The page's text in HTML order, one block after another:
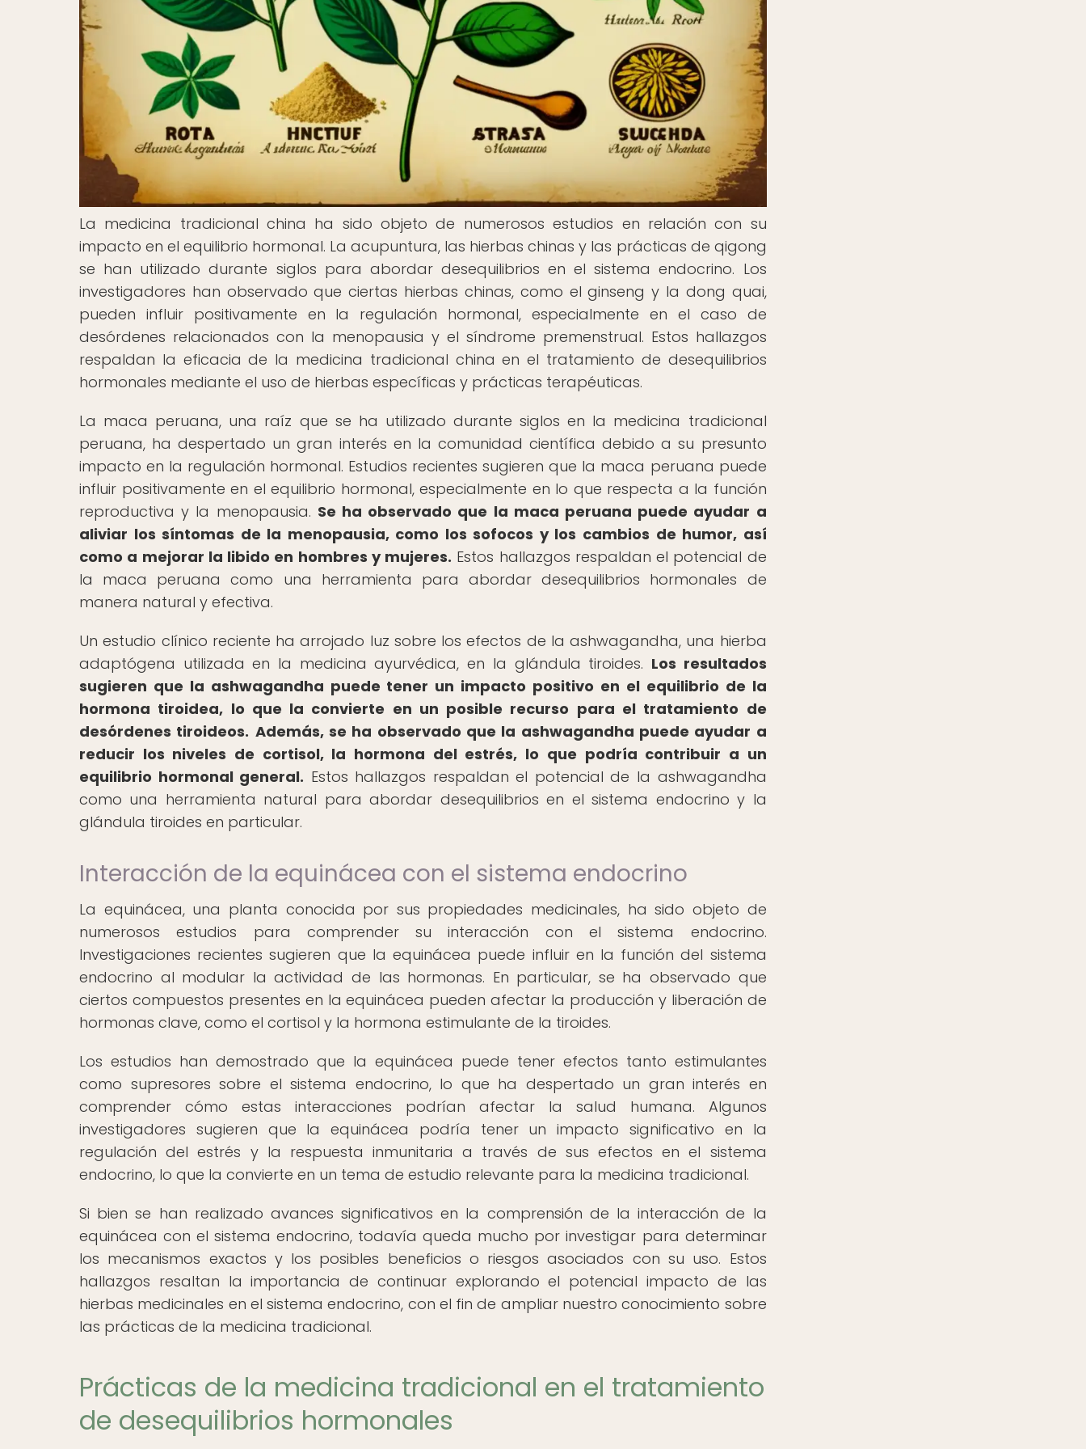
La medicina tradicional china ha sido objeto de numerosos estudios en relación con su
impacto en el equilibrio hormonal. La acupuntura, las hierbas chinas y las prácticas de qigong
se han utilizado durante siglos para abordar desequilibrios en el sistema endocrino. Los
investigadores han observado que ciertas hierbas chinas, como el ginseng y la dong quai,
pueden influir positivamente en la regulación hormonal, especialmente en el caso de
desórdenes relacionados con la menopausia y el síndrome premenstrual. Estos hallazgos
respaldan la eficacia de la medicina tradicional china en el tratamiento de desequilibrios
hormonales mediante el uso de hierbas específicas y prácticas terapéuticas.
La maca peruana, una raíz que se ha utilizado durante siglos en la medicina tradicional
peruana, ha despertado un gran interés en la comunidad científica debido a su presunto
impacto en la regulación hormonal. Estudios recientes sugieren que la maca peruana puede
influir positivamente en el equilibrio hormonal, especialmente en lo que respecta a la función
reproductiva y la menopausia. Se ha observado que la maca peruana puede ayudar a
aliviar los síntomas de la menopausia, como los sofocos y los cambios de humor, así
como a mejorar la libido en hombres y mujeres. Estos hallazgos respaldan el potencial de
la maca peruana como una herramienta para abordar desequilibrios hormonales de
manera natural y efectiva.
Un estudio clínico reciente ha arrojado luz sobre los efectos de la ashwagandha, una hierba
adaptógena utilizada en la medicina ayurvédica, en la glándula tiroides. Los resultados
sugieren que la ashwagandha puede tener un impacto positivo en el equilibrio de la
hormona tiroidea, lo que la convierte en un posible recurso para el tratamiento de
desórdenes tiroideos. Además, se ha observado que la ashwagandha puede ayudar a
reducir los niveles de cortisol, la hormona del estrés, lo que podría contribuir a un
equilibrio hormonal general. Estos hallazgos respaldan el potencial de la ashwagandha
como una herramienta natural para abordar desequilibrios en el sistema endocrino y la
glándula tiroides en particular.
Interacción de la equinácea con el sistema endocrino
La equinácea, una planta conocida por sus propiedades medicinales, ha sido objeto de
numerosos estudios para comprender su interacción con el sistema endocrino.
Investigaciones recientes sugieren que la equinácea puede influir en la función del sistema
endocrino al modular la actividad de las hormonas. En particular, se ha observado que
ciertos compuestos presentes en la equinácea pueden afectar la producción y liberación de
hormonas clave, como el cortisol y la hormona estimulante de la tiroides.
Los estudios han demostrado que la equinácea puede tener efectos tanto estimulantes
como supresores sobre el sistema endocrino, lo que ha despertado un gran interés en
comprender cómo estas interacciones podrían afectar la salud humana. Algunos
investigadores sugieren que la equinácea podría tener un impacto significativo en la
regulación del estrés y la respuesta inmunitaria a través de sus efectos en el sistema
endocrino, lo que la convierte en un tema de estudio relevante para la medicina tradicional.
Si bien se han realizado avances significativos en la comprensión de la interacción de la
equinácea con el sistema endocrino, todavía queda mucho por investigar para determinar
los mecanismos exactos y los posibles beneficios o riesgos asociados con su uso. Estos
hallazgos resaltan la importancia de continuar explorando el potencial impacto de las
hierbas medicinales en el sistema endocrino, con el fin de ampliar nuestro conocimiento sobre
las prácticas de la medicina tradicional.
Prácticas de la medicina tradicional en el tratamiento
de desequilibrios hormonales